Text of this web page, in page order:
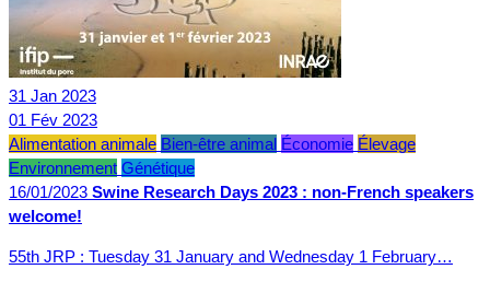
31 Jan 2023
01 Fév 2023
Alimentation animale Bien-être animal Économie Élevage
Environnement Génétique
16/01/2023 Swine Research Days 2023 : non-French speakers
welcome!
55th JRP : Tuesday 31 January and Wednesday 1 February…